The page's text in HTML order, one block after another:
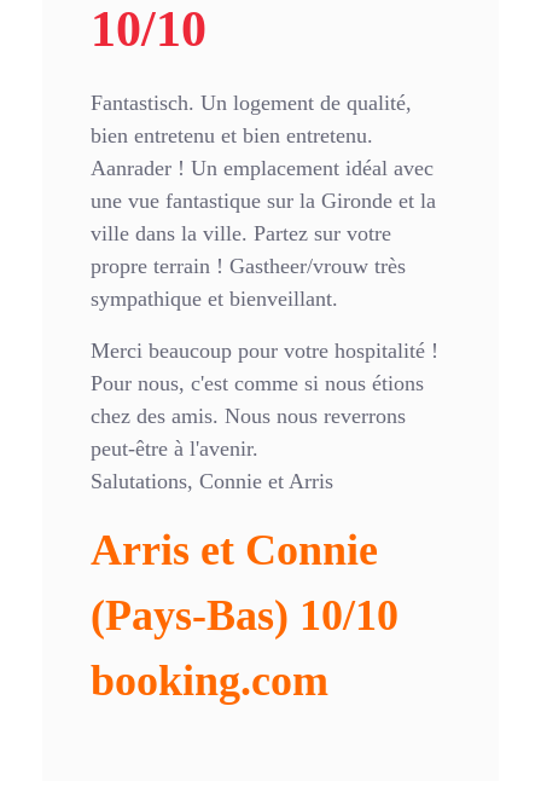
10/10
Fantastisch. Un logement de qualité,
bien entretenu et bien entretenu.
Aanrader ! Un emplacement idéal avec
une vue fantastique sur la Gironde et la
ville dans la ville. Partez sur votre
propre terrain ! Gastheer/vrouw très
sympathique et bienveillant.
Merci beaucoup pour votre hospitalité !
Pour nous, c'est comme si nous étions
chez des amis. Nous nous reverrons
peut-être à l'avenir.
Salutations, Connie et Arris
Arris et Connie
(Pays-Bas) 10/10
booking.com